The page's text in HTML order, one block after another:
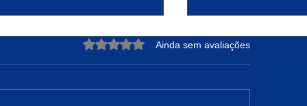
Avaliado com 0 de 5 estrelas.
Ainda sem avaliações